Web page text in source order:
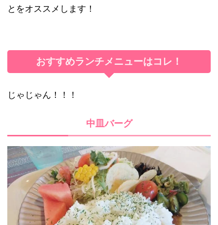
とをオススメします！
おすすめランチメニューはコレ！
じゃじゃん！！！
中皿バーグ